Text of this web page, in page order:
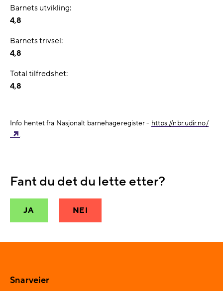
Barnets utvikling:
4,8
Barnets trivsel:
4,8
Total tilfredshet:
4,8
Info hentet fra Nasjonalt barnehageregister - https://nbr.udir.no/
.
Fant du det du lette etter?
JA NEI
Snarveier